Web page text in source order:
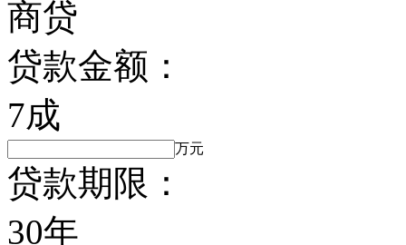
商贷
贷款金额：
7成
万元
贷款期限：
30年